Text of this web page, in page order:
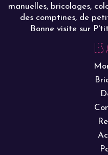
manuelles, bricolages,
des comptines, de
Bonne visite sur